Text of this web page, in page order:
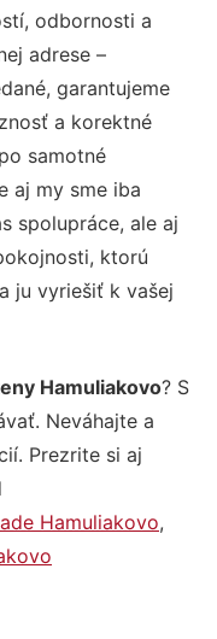
odbornosti a
adrese –
garantujeme
a korektné
samotné
aj my sme iba
spolupráce, ale aj
ktorú
ju vyriešiť k vašej
Hamuliakovo? S
Neváhajte a
Prezrite si aj
Hamuliakovo,